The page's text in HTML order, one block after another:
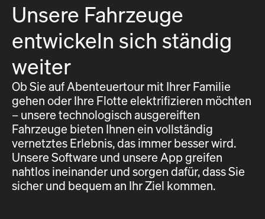
Unsere Fahrzeuge
entwickeln sich ständig
weiter
Ob Sie auf Abenteuertour mit Ihrer Familie
gehen oder Ihre Flotte elektrifizieren möchten
– unsere technologisch ausgereiften
Fahrzeuge bieten Ihnen ein vollständig
vernetztes Erlebnis, das immer besser wird.
Unsere Software und unsere App greifen
nahtlos ineinander und sorgen dafür, dass Sie
sicher und bequem an Ihr Ziel kommen.